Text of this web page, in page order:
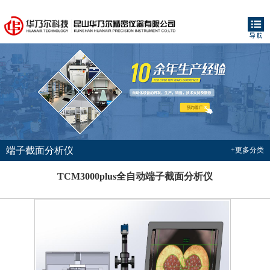
端子截面分析仪 +更多分类
TCM3000plus全自动端子截面分析仪